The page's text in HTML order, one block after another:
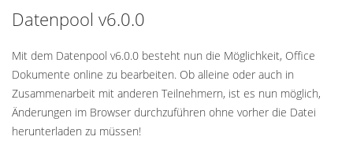
Datenpool v6.0.0
Mit dem Datenpool v6.0.0 besteht nun die Möglichkeit, Office
Dokumente online zu bearbeiten. Ob alleine oder auch in
Zusammenarbeit mit anderen Teilnehmern, ist es nun möglich,
Änderungen im Browser durchzuführen ohne vorher die Datei
herunterladen zu müssen!